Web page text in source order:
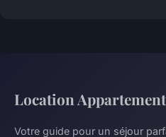
Location
Votre guide pour un séjour